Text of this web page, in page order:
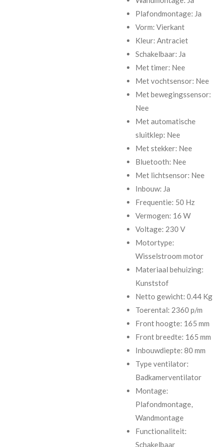
Plafondmontage: Ja
Vorm: Vierkant
Kleur: Antraciet
Schakelbaar: Ja
Met timer: Nee
Met vochtsensor: Nee
Met bewegingssensor:
Nee
Met automatische
sluitklep: Nee
Met stekker: Nee
Bluetooth: Nee
Met lichtsensor: Nee
Inbouw: Ja
Frequentie: 50 Hz
Vermogen: 16 W
Voltage: 230 V
Motortype:
Wisselstroom motor
Materiaal behuizing:
Kunststof
Netto gewicht: 0.44 Kg
Toerental: 2360 p/m
Front hoogte: 165 mm
Front breedte: 165 mm
Inbouwdiepte: 80 mm
Type ventilator:
Badkamerventilator
Montage:
Plafondmontage,
Wandmontage
Functionaliteit:
Schakelbaar